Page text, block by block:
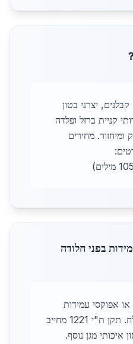
יצרני בטון
קניית ברזל ופלדה
ומיחזור. מחירים
בפני חלודה
או אפוקסי עמידות
לחלודה באקלים גדרה הלח. תקן ת"י 1221 מחייב
איכותי מגן נוסף.